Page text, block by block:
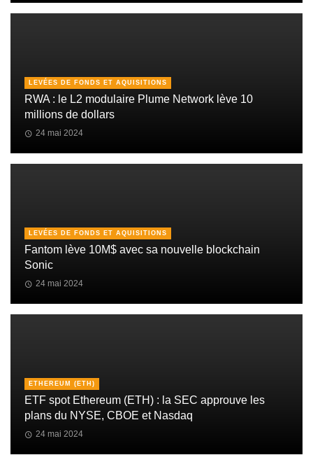
LEVÉES DE FONDS ET AQUISITIONS
RWA : le L2 modulaire Plume Network lève 10
millions de dollars
24 mai 2024
LEVÉES DE FONDS ET AQUISITIONS
Fantom lève 10M$ avec sa nouvelle blockchain
Sonic
24 mai 2024
ETHEREUM (ETH)
ETF spot Ethereum (ETH) : la SEC approuve les
plans du NYSE, CBOE et Nasdaq
24 mai 2024